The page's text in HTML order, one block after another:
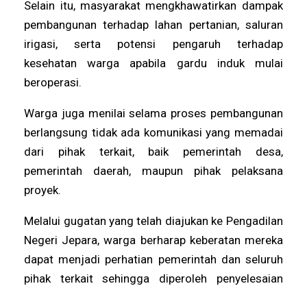
Selain itu, masyarakat mengkhawatirkan dampak
pembangunan terhadap lahan pertanian, saluran
irigasi, serta potensi pengaruh terhadap
kesehatan warga apabila gardu induk mulai
beroperasi.
Warga juga menilai selama proses pembangunan
berlangsung tidak ada komunikasi yang memadai
dari pihak terkait, baik pemerintah desa,
pemerintah daerah, maupun pihak pelaksana
proyek.
Melalui gugatan yang telah diajukan ke Pengadilan
Negeri Jepara, warga berharap keberatan mereka
dapat menjadi perhatian pemerintah dan seluruh
pihak terkait sehingga diperoleh penyelesaian